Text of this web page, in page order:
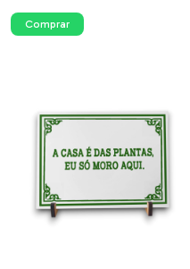
Comprar